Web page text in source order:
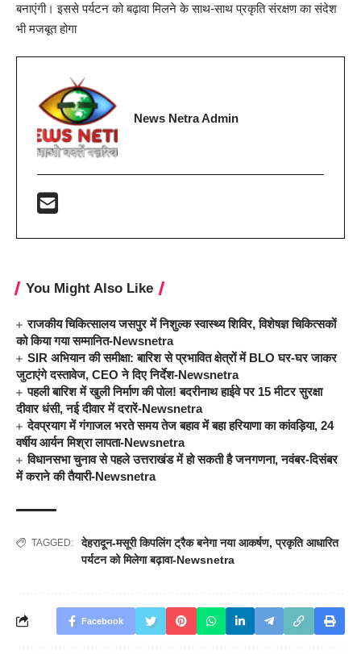
बनाएंगी। इससे पर्यटन को बढ़ावा मिलने के साथ-साथ प्रकृति संरक्षण का संदेश
भी मजबूत होगा
News Netra Admin
You Might Also Like
राजकीय चिकित्सालय जसपुर में निशुल्क स्वास्थ्य शिविर, विशेषज्ञ चिकित्सकों
को किया गया सम्मानित-Newsnetra
SIR अभियान की समीक्षा: बारिश से प्रभावित क्षेत्रों में BLO घर-घर जाकर
जुटाएंगे दस्तावेज, CEO ने दिए निर्देश-Newsnetra
पहली बारिश में खुली निर्माण की पोल! बदरीनाथ हाईवे पर 15 मीटर सुरक्षा
दीवार धंसी, नई दीवार में दरारें-Newsnetra
देवप्रयाग में गंगाजल भरते समय तेज बहाव में बहा हरियाणा का कांवड़िया, 24
वर्षीय आर्यन मिश्रा लापता-Newsnetra
विधानसभा चुनाव से पहले उत्तराखंड में हो सकती है जनगणना, नवंबर-दिसंबर
में कराने की तैयारी-Newsnetra
TAGGED: देहरादून-मसूरी किपलिंग ट्रैक बनेगा नया आकर्षण,प्रकृति आधारित
पर्यटन को मिलेगा बढ़ावा-Newsnetra
Facebook